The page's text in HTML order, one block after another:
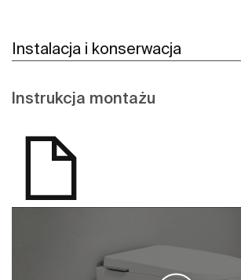
Instalacja i konserwacja
Instrukcja montażu